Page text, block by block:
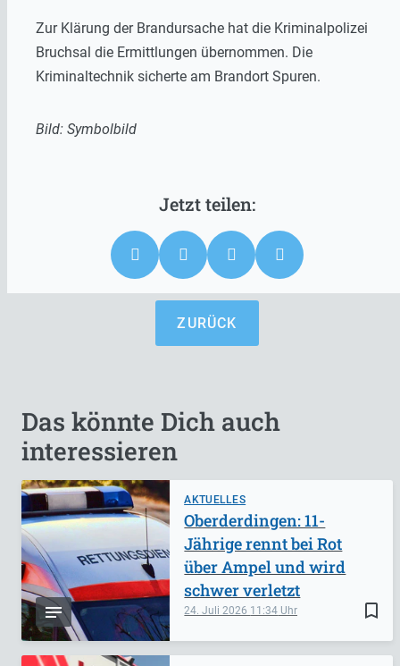
Zur Klärung der Brandursache hat die Kriminalpolizei
Bruchsal die Ermittlungen übernommen. Die
Kriminaltechnik sicherte am Brandort Spuren.
Bild: Symbolbild
ZURÜCK
Das könnte Dich auch
interessieren
AKTUELLES
bookmark_border
24. Juli 2026 11:34
Oberderdingen: 11-
Jährige rennt bei Rot
über Ampel und wird
schwer verletzt